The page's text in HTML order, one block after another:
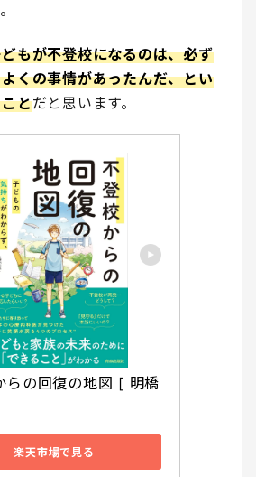
もが不登校になるのは、必ず
くの事情があったんだ、とい
とだと思います。
らの回復の地図 [ 明橋
楽天市場で見る